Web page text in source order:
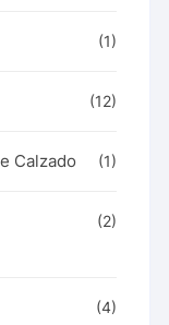
(1)
(12)
Calzado (1)
(2)
(4)